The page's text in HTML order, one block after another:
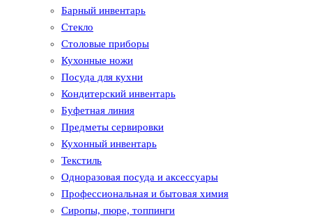
Барный инвентарь
Стекло
Столовые приборы
Кухонные ножи
Посуда для кухни
Кондитерский инвентарь
Буфетная линия
Предметы сервировки
Кухонный инвентарь
Текстиль
Одноразовая посуда и аксессуары
Профессиональная и бытовая химия
Сиропы, пюре, топпинги